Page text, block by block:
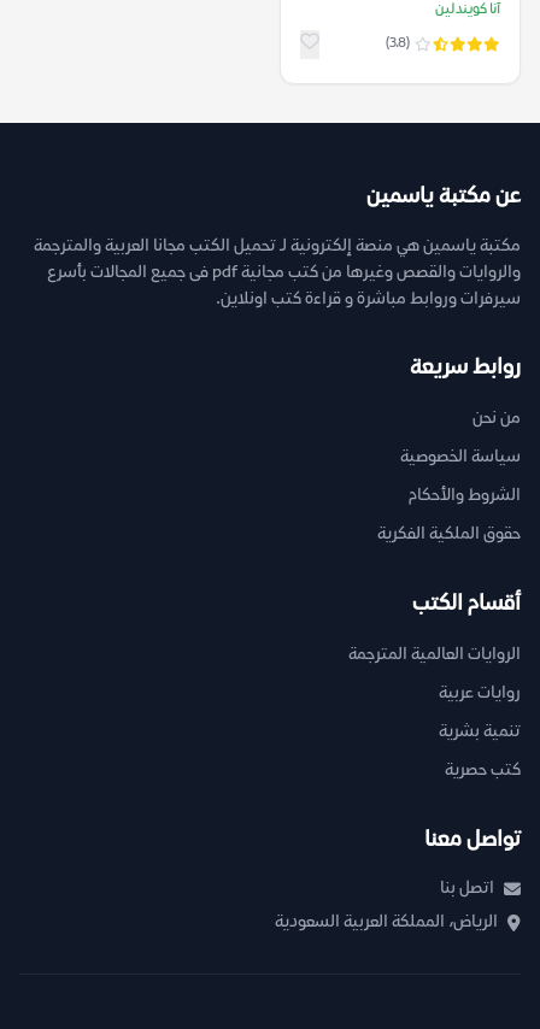
آنا كويندلين
(3.8)
عن مكتبة ياسمين
مكتبة ياسمين هي منصة إلكترونية لـ تحميل الكتب مجانا العربية والمترجمة
والروايات والقصص وغيرها من كتب مجانية pdf فى جميع المجالات بأسرع
سيرفرات وروابط مباشرة و قراءة كتب اونلاين.
روابط سريعة
من نحن
سياسة الخصوصية
الشروط والأحكام
حقوق الملكية الفكرية
أقسام الكتب
الروايات العالمية المترجمة
روايات عربية
تنمية بشرية
كتب حصرية
تواصل معنا
اتصل بنا
الرياض، المملكة العربية السعودية